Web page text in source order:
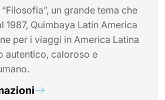
un grande tema che
1987, Quimbaya Latin America
per i viaggi in America Latina
autentico, caloroso e